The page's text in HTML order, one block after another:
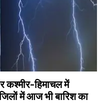
कश्मीर-हिमाचल में
में आज भी बारिश का